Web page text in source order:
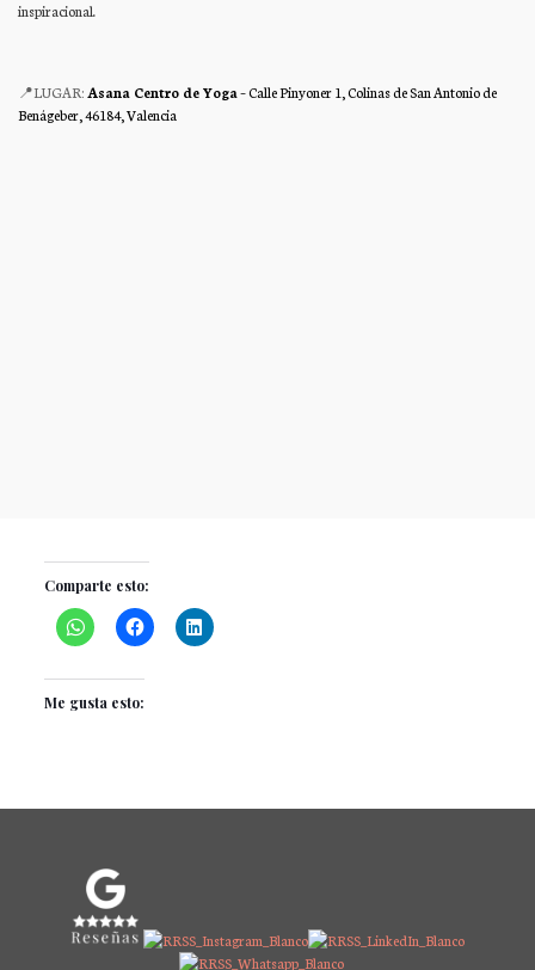
inspiracional.
📍LUGAR: Asana Centro de Yoga– Calle Pinyoner 1, Colinas de San Antonio de
Benágeber, 46184, Valencia
Comparte esto:
Me gusta esto: